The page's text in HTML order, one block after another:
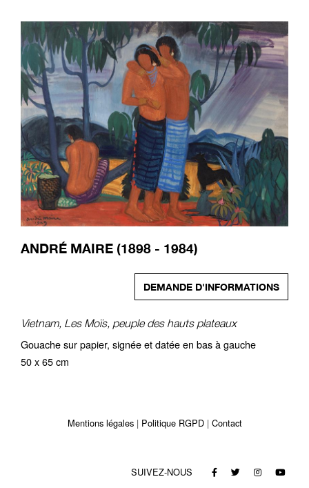
ANDRÉ MAIRE (1898 - 1984)
DEMANDE D'INFORMATIONS
Vietnam, Les Moïs, peuple des hauts plateaux
Gouache sur papier, signée et datée en bas à gauche
50 x 65 cm
Mentions légales Politique RGPD Contact
SUIVEZ-NOUS